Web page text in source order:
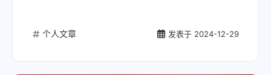
发表于 2024-12-29
个人文章